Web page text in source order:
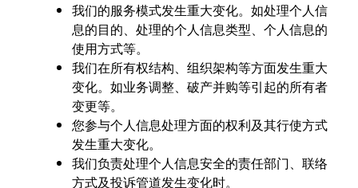
我们的服务模式发生重大变化。如处理个人信
息的目的、处理的个人信息类型、个人信息的
使用方式等。
我们在所有权结构、组织架构等方面发生重大
变化。如业务调整、破产并购等引起的所有者
变更等。
您参与个人信息处理方面的权利及其行使方式
发生重大变化。
我们负责处理个人信息安全的责任部门、联络
方式及投诉管道发生变化时。